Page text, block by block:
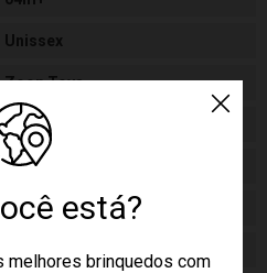
está?
melhores brinquedos com
Unissex
Zoop Toys
ZP001034
7899788406578
Plástico